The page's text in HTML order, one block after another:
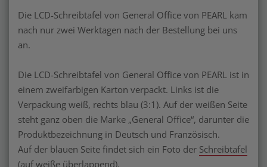
Die LCD-Schreibtafel von General Office von PEARL kam
nach nur zwei Werktagen nach der Bestellung bei uns
an.
Die LCD-Schreibtafel von General Office von PEARL ist in
einem zweifarbigen Karton verpackt. Links ist die
Verpackung weiß, rechts blau (3:1). Auf der weißen Seite
steht ganz oben die Marke „General Office“, darunter die
Produktbezeichnung in Deutsch und Französisch.
Auf der blauen Seite findet sich ein Foto der Schreibtafel
(auf weiße überlappend).